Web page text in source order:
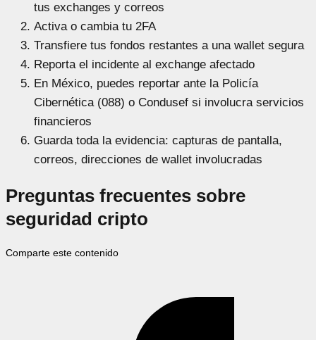
tus exchanges y correos
Activa o cambia tu 2FA
Transfiere tus fondos restantes a una wallet segura
Reporta el incidente al exchange afectado
En México, puedes reportar ante la Policía
Cibernética (088) o Condusef si involucra servicios
financieros
Guarda toda la evidencia: capturas de pantalla,
correos, direcciones de wallet involucradas
Preguntas frecuentes sobre
seguridad cripto
Comparte este contenido